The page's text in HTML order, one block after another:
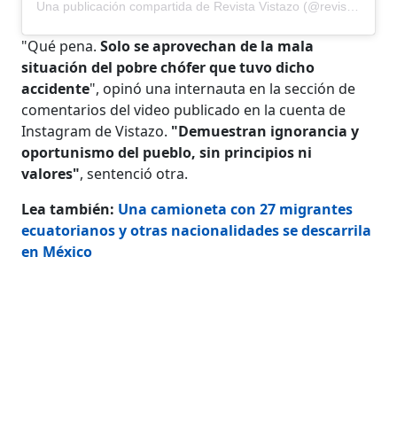
"Qué pena. Solo se aprovechan de la mala
situación del pobre chófer que tuvo dicho
accidente", opinó una internauta en la sección de
comentarios del video publicado en la cuenta de
Instagram de Vistazo. "Demuestran ignorancia y
oportunismo del pueblo, sin principios ni
valores", sentenció otra.
Lea también: Una camioneta con 27 migrantes
ecuatorianos y otras nacionalidades se descarrila
en México